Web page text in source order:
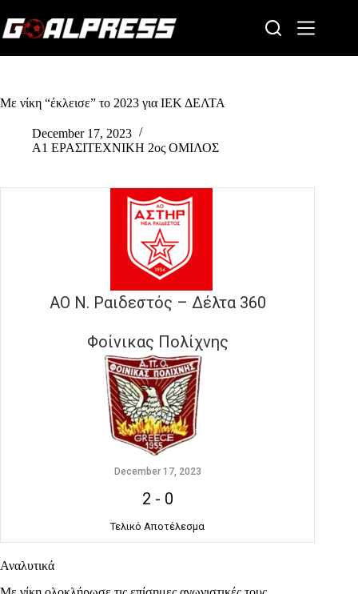
to
content
Με νίκη “έκλεισε” το 2023 για ΙΕΚ ΔΕΛΤΑ
December 17, 2023
Α1 ΕΡΑΣΙΤΕΧΝΙΚΗ 2ος ΟΜΙΛΟΣ
ΑΟ Ν. Ραιδεστός – Δέλτα 360
Φοίνικας Πολίχνης
December 17, 2023
2 - 0
Τελικό Αποτέλεσμα
Αναλυτικά